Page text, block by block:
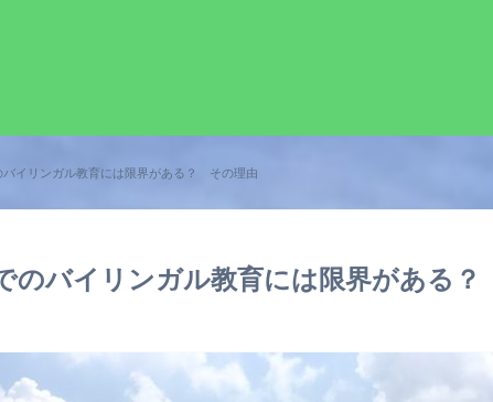
バイリンガル教育には限界がある？ その理由
のバイリンガル教育には限界がある？